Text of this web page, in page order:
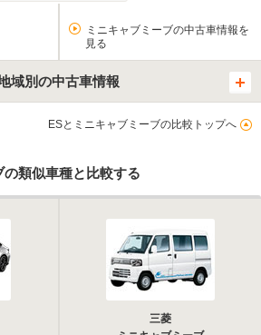
ミニキャブミーブの中古車情報を
見る
域別の中古車情報
ESとミニキャブミーブの比較トップへ
類似車種と比較する
三菱